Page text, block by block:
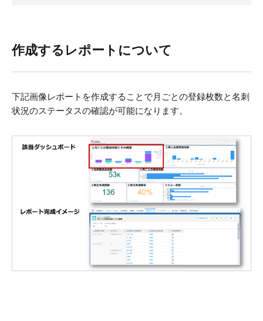
作成するレポートについて
下記画像レポートを作成することで月ごとの登録枚数と名刺
状況のステータスの確認が可能になります。